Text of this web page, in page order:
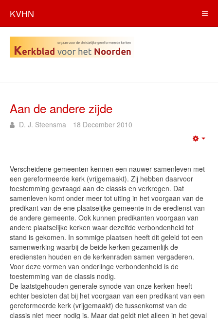
KVHN
Aan de andere zijde
D. J. Steensma 18 December 2010
Verscheidene gemeenten kennen een nauwer samenleven met
een gereformeerde kerk (vrijgemaakt). Zij hebben daarvoor
toestemming gevraagd aan de classis en verkregen. Dat
samenleven komt onder meer tot uiting in het voorgaan van de
predikant van de ene plaatselijke gemeente in de eredienst van
de andere gemeente. Ook kunnen predikanten voorgaan van
andere plaatselijke kerken waar dezelfde verbondenheid tot
stand is gekomen. In sommige plaatsen heeft dit geleid tot een
samenwerking waarbij de beide kerken gezamenlijk de
erediensten houden en de kerkenraden samen vergaderen.
Voor deze vormen van onderlinge verbondenheid is de
toestemming van de classis nodig.
De laatstgehouden generale synode van onze kerken heeft
echter besloten dat bij het voorgaan van een predikant van een
gereformeerde kerk (vrijgemaakt) de tussenkomst van de
classis niet meer nodig is. Maar dat geldt niet alleen in het geval